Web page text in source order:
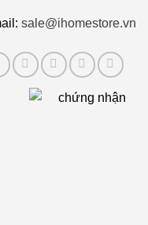
sale@ihomestore.vn